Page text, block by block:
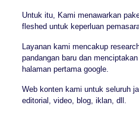
Untuk itu, Kami menawarkan
fleshed untuk keperluan
Layanan kami mencakup
pandangan baru dan
halaman pertama google.
Web konten kami untuk seluruh
editorial, video, blog, iklan, dll.